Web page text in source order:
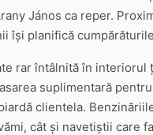
János ca reper.
își planifică
rar întâlnită în
suplimentară
clientela.
cât și navetiștii care